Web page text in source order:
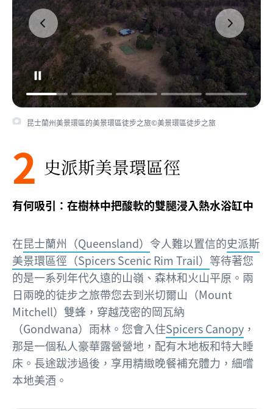
昆士蘭州美景環區的美景環區徒步之旅©美景環區徒步之旅
2 史派斯美景環區徑
有何吸引：在樹林中把酸軟的雙腿浸入熱水浴缸中
在昆士蘭州（Queensland） 令人難以置信的史派斯
美景環區徑（Spicers Scenic Rim Trail） 等待著您
的是一系列年代久遠的山嶺、森林和火山平原。兩
日兩晚的徒步之旅帶您去到米切爾山（Mount
Mitchell）雙蜂，穿越茂密的岡瓦納
（Gondwana）雨林。您會入住Spicers Canopy ，
那是一個私人豪華露營營地，配有木地板和特大睡
床。長途跋涉過後，享用精緻晚餐補充體力，細嚐
本地美酒。